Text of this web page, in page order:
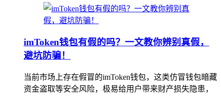
imToken钱包有假的吗？一文教你辨别真假，
避坑防骗！
当前市场上存在假冒的imToken钱包，这类仿冒钱包暗藏
资金盗取等安全风险，极易给用户带来财产损失隐患，